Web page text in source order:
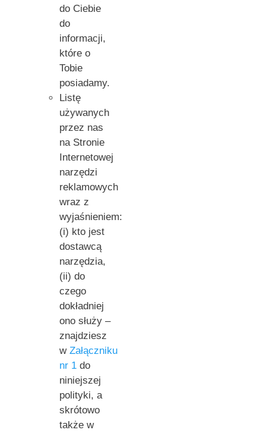
do Ciebie
do
informacji,
które o
Tobie
posiadamy.
Listę
używanych
przez nas
na Stronie
Internetowej
narzędzi
reklamowych
wraz z
wyjaśnieniem:
(i) kto jest
dostawcą
narzędzia,
(ii) do
czego
dokładniej
ono służy –
znajdziesz
w Załączniku
nr 1 do
niniejszej
polityki, a
skrótowo
także w